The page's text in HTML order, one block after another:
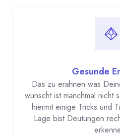
Gesunde
Das zu erahnen was
wünscht ist manchmal
hiermit einige Tricks und
Lage bist Deutungen